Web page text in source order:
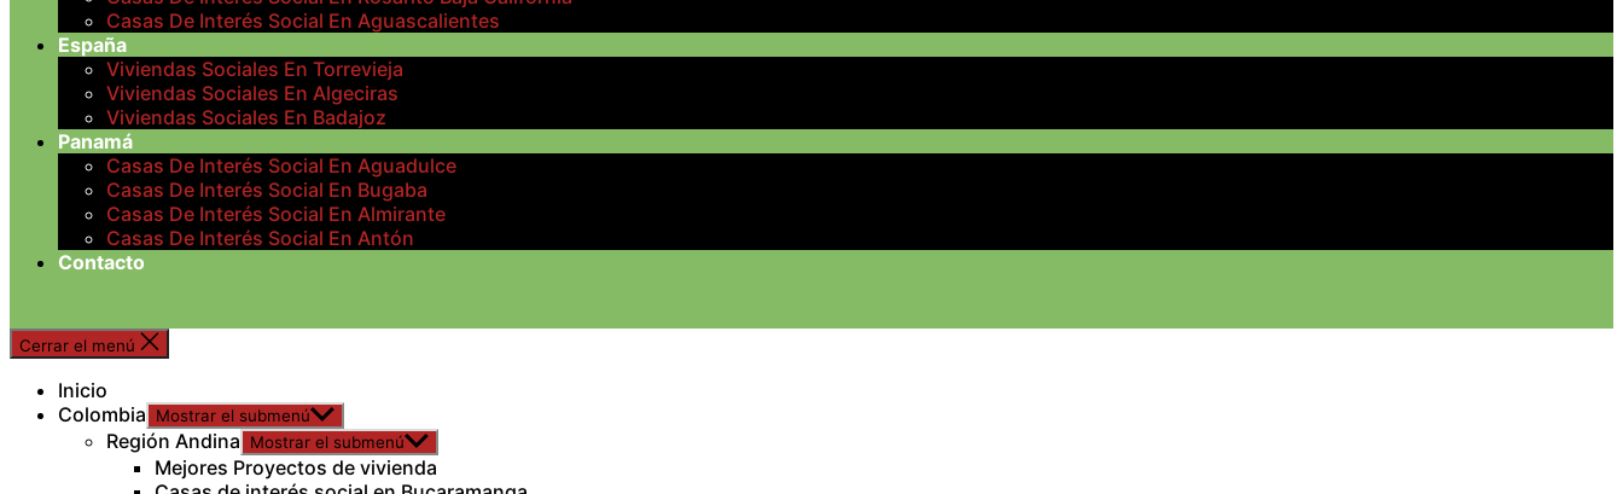
Casas De Interés Social En Aguascalientes
España
Viviendas Sociales En Torrevieja
Viviendas Sociales En Algeciras
Viviendas Sociales En Badajoz
Panamá
Casas De Interés Social En Aguadulce
Casas De Interés Social En Bugaba
Casas De Interés Social En Almirante
Casas De Interés Social En Antón
Contacto
Cerrar el menú
Inicio
Colombia
Mostrar el submenú
Región Andina Mostrar el submenú
Mejores Proyectos de vivienda